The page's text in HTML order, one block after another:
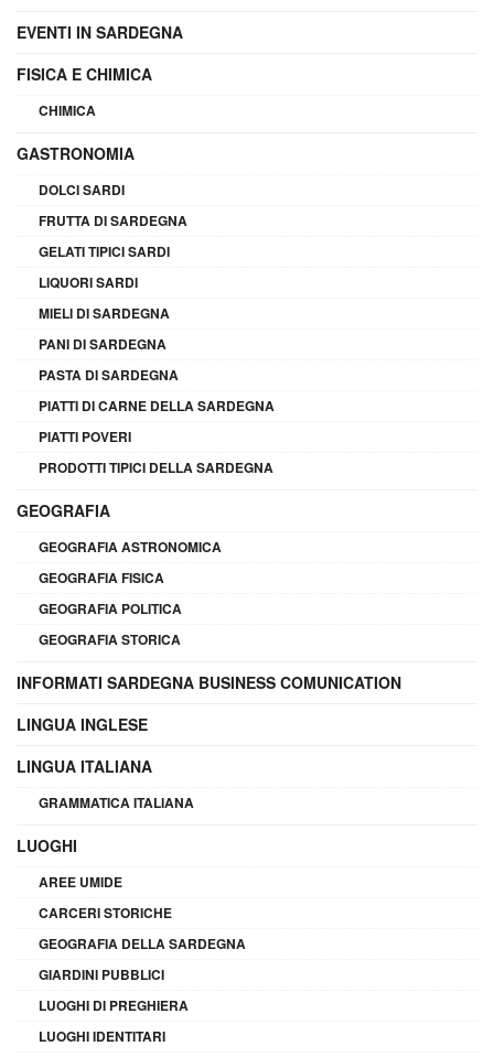
EVENTI IN SARDEGNA
FISICA E CHIMICA
CHIMICA
GASTRONOMIA
DOLCI SARDI
FRUTTA DI SARDEGNA
GELATI TIPICI SARDI
LIQUORI SARDI
MIELI DI SARDEGNA
PANI DI SARDEGNA
PASTA DI SARDEGNA
PIATTI DI CARNE DELLA SARDEGNA
PIATTI POVERI
PRODOTTI TIPICI DELLA SARDEGNA
GEOGRAFIA
GEOGRAFIA ASTRONOMICA
GEOGRAFIA FISICA
GEOGRAFIA POLITICA
GEOGRAFIA STORICA
INFORMATI SARDEGNA BUSINESS COMUNICATION
LINGUA INGLESE
LINGUA ITALIANA
GRAMMATICA ITALIANA
LUOGHI
AREE UMIDE
CARCERI STORICHE
GEOGRAFIA DELLA SARDEGNA
GIARDINI PUBBLICI
LUOGHI DI PREGHIERA
LUOGHI IDENTITARI